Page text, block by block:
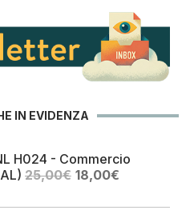
IN EVIDENZA
H024 - Commercio
25,00€ Il
originale
18,00€Il
attuale